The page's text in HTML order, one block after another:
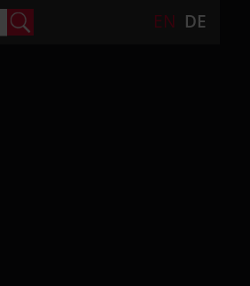
EN DE